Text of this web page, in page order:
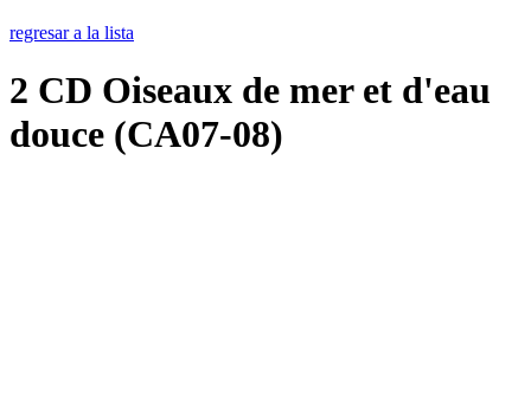
regresar a la lista
2 CD Oiseaux de mer et d'eau
douce (CA07-08)